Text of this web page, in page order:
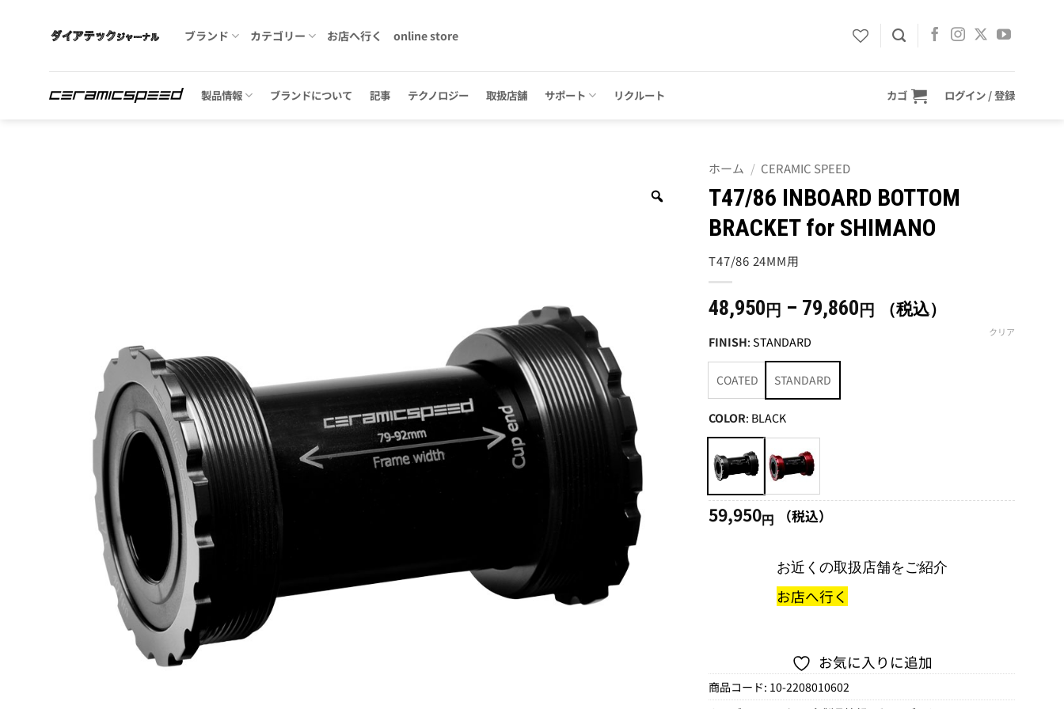
ブランド カテゴリー お店へ行く online store
製品情報 ブランドについて 記事 テクノロジー 取扱店舗 サポート リクルート カゴ ログイン / 登録
ホーム / CERAMIC SPEED
T47/86 INBOARD BOTTOM
BRACKET for SHIMANO
T47/86 24MM用
48,950 円 – 79,860 円
価（税込）
FINISH:STANDARD
COATED STANDARD
COLOR: BLACK
クリア
59,950円 （税込）
お近くの取扱店舗をご紹介
お店へ行く
お気に入りに追加
商品コード: 10-2208010602